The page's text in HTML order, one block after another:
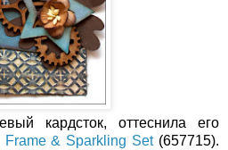
кардсток, оттеснила его
Frame & Sparkling Set(657715).